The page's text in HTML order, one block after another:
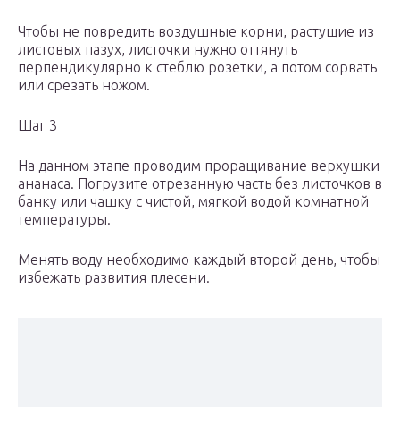
Чтобы не повредить воздушные корни, растущие из
листовых пазух, листочки нужно оттянуть
перпендикулярно к стеблю розетки, а потом сорвать
или срезать ножом.
Шаг 3
На данном этапе проводим проращивание верхушки
ананаса. Погрузите отрезанную часть без листочков в
банку или чашку с чистой, мягкой водой комнатной
температуры.
Менять воду необходимо каждый второй день, чтобы
избежать развития плесени.